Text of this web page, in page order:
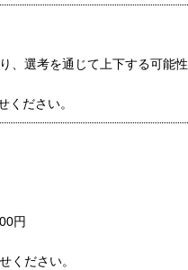
、選考を通じて上下する可能性
ださい。
円
ください。